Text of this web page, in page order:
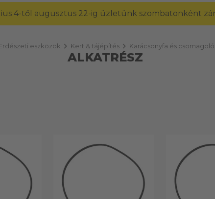
4-től augusztus 22-ig üzletünk szombatonként
eszközök chevron_right Kert & tájépítéschevron_right Karácsonyfa és csomagoló
ALKATRÉSZ